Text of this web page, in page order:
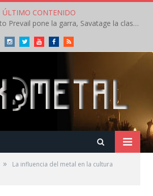
ÚLTIMO CONTENIDO
Crónica: Slaugther to Prevail pone la garra, Savatage la clase en la apertura del Leyendas del Rock – Miércoles – Agosto 2026
InstagramTwitterYoutubeFacebookRSS
»
La influencia del metal en la cultura